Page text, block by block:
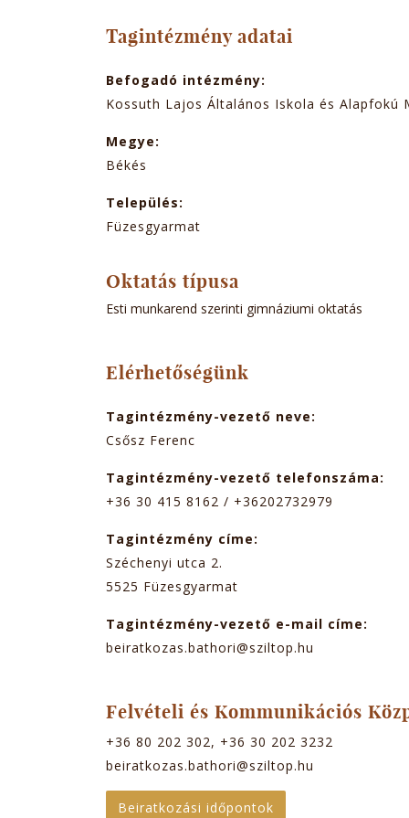
TABOK
Tagintézmény adatai
Befogadó intézmény:
Kossuth Lajos Általános Iskola és Alapfokú
Megye:
Békés
Település:
Füzesgyarmat
Oktatás típusa
Esti munkarend szerinti gimnáziumi oktatás
Elérhetőségünk
Tagintézmény-vezető neve:
Csősz Ferenc
Tagintézmény-vezető telefonszáma:
+36 30 415 8162 / +36202732979
Tagintézmény címe:
Széchenyi utca 2.
5525 Füzesgyarmat
Tagintézmény-vezető e-mail címe:
beiratkozas.bathori@sziltop.hu
Felvételi és Kommunikációs
+36 80 202 302, +36 30 202 3232
beiratkozas.bathori@sziltop.hu
Beiratkozási időpontok